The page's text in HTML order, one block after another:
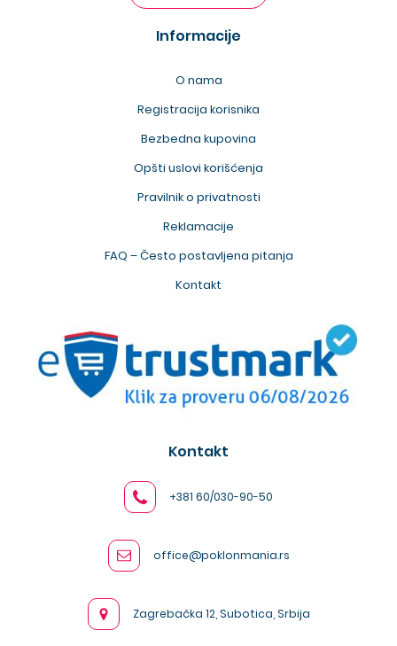
Informacije
O nama
Registracija korisnika
Bezbedna kupovina
Opšti uslovi korišćenja
Pravilnik o privatnosti
Reklamacije
FAQ – Često postavljena pitanja
Kontakt
Kontakt
+381 60/030-90-50
office@poklonmania.rs
Zagrebačka 12, Subotica, Srbija